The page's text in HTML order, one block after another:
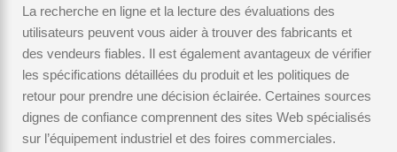
La recherche en ligne et la lecture des évaluations des
utilisateurs peuvent vous aider à trouver des fabricants et
des vendeurs fiables. Il est également avantageux de vérifier
les spécifications détaillées du produit et les politiques de
retour pour prendre une décision éclairée. Certaines sources
dignes de confiance comprennent des sites Web spécialisés
sur l’équipement industriel et des foires commerciales.